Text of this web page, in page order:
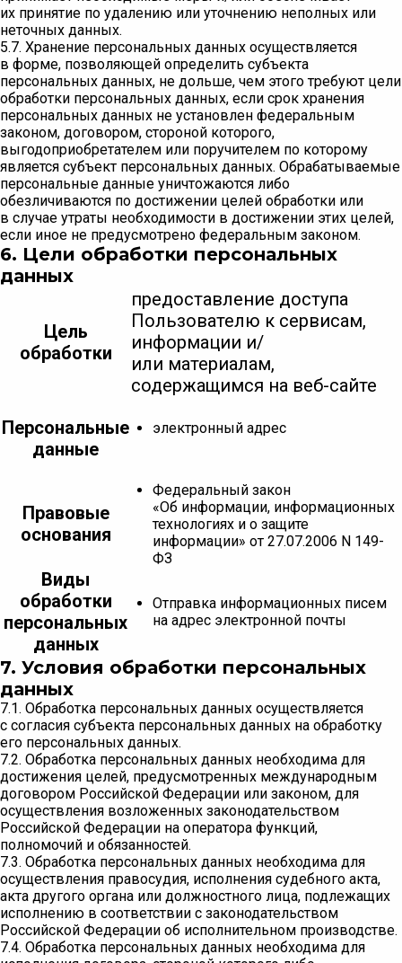
их принятие по удалению или уточнению неполных или
неточных данных.
5.7. Хранение персональных данных осуществляется
в форме, позволяющей определить субъекта
персональных данных, не дольше, чем этого требуют цели
обработки персональных данных, если срок хранения
персональных данных не установлен федеральным
законом, договором, стороной которого,
выгодоприобретателем или поручителем по которому
является субъект персональных данных. Обрабатываемые
персональные данные уничтожаются либо
обезличиваются по достижении целей обработки или
в случае утраты необходимости в достижении этих целей,
если иное не предусмотрено федеральным законом.
6. Цели обработки персональных
данных
Цель
обработки
предоставление доступа
Пользователю к сервисам,
информации и/
или материалам,
содержащимся на веб-сайте
Персональные
данные
электронный адрес
Правовые
основания
Федеральный закон
«Об информации, информационных
технологиях и о защите
информации» от 27.07.2006 N 149-
ФЗ
Виды
обработки
персональных
данных
Отправка информационных писем
на адрес электронной почты
7. Условия обработки персональных
данных
7.1. Обработка персональных данных осуществляется
с согласия субъекта персональных данных на обработку
его персональных данных.
7.2. Обработка персональных данных необходима для
достижения целей, предусмотренных международным
договором Российской Федерации или законом, для
осуществления возложенных законодательством
Российской Федерации на оператора функций,
полномочий и обязанностей.
7.3. Обработка персональных данных необходима для
осуществления правосудия, исполнения судебного акта,
акта другого органа или должностного лица, подлежащих
исполнению в соответствии с законодательством
Российской Федерации об исполнительном производстве.
7.4. Обработка персональных данных необходима для